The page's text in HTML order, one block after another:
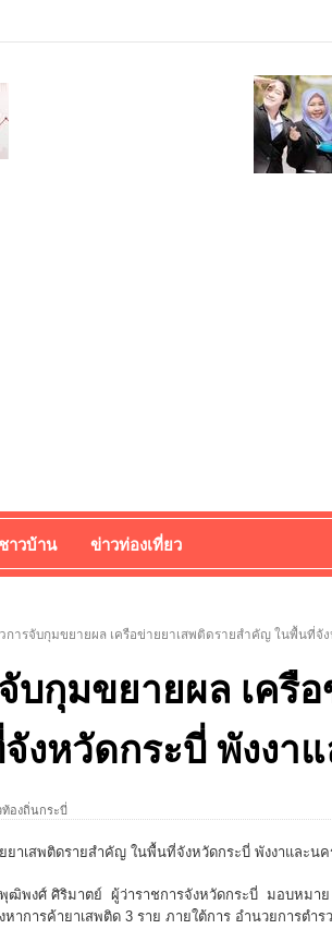
าวบ้าน ข่าวท่องเที่ยว
การจับกุมขยายผล เครือข่ายยาเสพติดรายสำคัญ ในพื้นที่จั
บกุมขยายผล เครื
งหวัดกระบี่ พังงา
ท้องถิ่นกระบี่
ยาเสพติดรายสำคัญ ในพื้นที่จังหวัดกระบี่ พังงาและ
ศ์ ศิริมาตย์ ผู้ว่าราชการจังหวัดกระบี่ มอบหมาย
าการค้ายาเสพติด 3 ราย ภายใต้การ อำนวยการต